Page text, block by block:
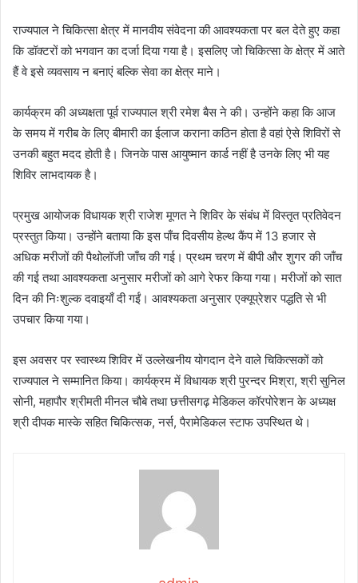
राज्यपाल ने चिकित्सा क्षेत्र में मानवीय संवेदना की आवश्यकता पर बल देते हुए कहा
कि डॉक्टरों को भगवान का दर्जा दिया गया है। इसलिए जो चिकित्सा के क्षेत्र में आते
हैं वे इसे व्यवसाय न बनाएं बल्कि सेवा का क्षेत्र माने।
कार्यक्रम की अध्यक्षता पूर्व राज्यपाल श्री रमेश बैस ने की। उन्होंने कहा कि आज
के समय में गरीब के लिए बीमारी का ईलाज कराना कठिन होता है वहां ऐसे शिविरों से
उनकी बहुत मदद होती है। जिनके पास आयुष्मान कार्ड नहीं है उनके लिए भी यह
शिविर लाभदायक है।
प्रमुख आयोजक विधायक श्री राजेश मूणत ने शिविर के संबंध में विस्तृत प्रतिवेदन
प्रस्तुत किया। उन्होंने बताया कि इस पाँच दिवसीय हेल्थ कैंप में 13 हजार से
अधिक मरीजों की पैथोलॉजी जाँच की गई। प्रथम चरण में बीपी और शुगर की जाँच
की गई तथा आवश्यकता अनुसार मरीजों को आगे रेफर किया गया। मरीजों को सात
दिन की निःशुल्क दवाइयाँ दी गईं। आवश्यकता अनुसार एक्यूप्रेशर पद्धति से भी
उपचार किया गया।
इस अवसर पर स्वास्थ्य शिविर में उल्लेखनीय योगदान देने वाले चिकित्सकों को
राज्यपाल ने सम्मानित किया। कार्यक्रम में विधायक श्री पुरन्दर मिश्रा, श्री सुनिल
सोनी, महापौर श्रीमती मीनल चौबे तथा छत्तीसगढ़ मेडिकल कॉरपोरेशन के अध्यक्ष
श्री दीपक मास्के सहित चिकित्सक, नर्स, पैरामेडिकल स्टाफ उपस्थित थे।